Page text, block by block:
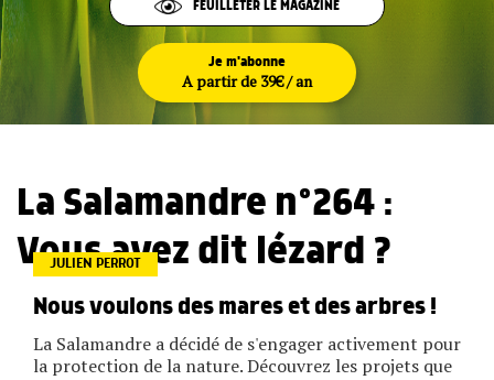
FEUILLETER LE MAGAZINE
Je m'abonne
A partir de 39€ / an
La Salamandre n°264 :
Vous avez dit lézard ?
JULIEN PERROT
Nous voulons des mares et des arbres !
La Salamandre a décidé de s'engager activement pour
la protection de la nature. Découvrez les projets que